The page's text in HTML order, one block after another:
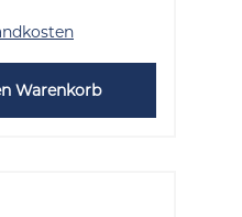
Warenkorb